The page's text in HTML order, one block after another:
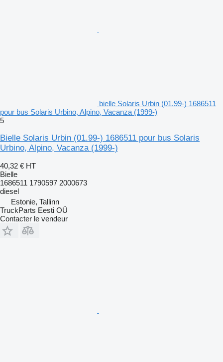
bielle Solaris Urbin (01.99-) 1686511
pour bus Solaris Urbino, Alpino, Vacanza (1999-)
5
Bielle Solaris Urbin (01.99-) 1686511 pour bus Solaris
Urbino, Alpino, Vacanza (1999-)
40,32 € HT
Bielle
1686511 1790597 2000673
diesel
Estonie, Tallinn
TruckParts Eesti OÜ
Contacter le vendeur